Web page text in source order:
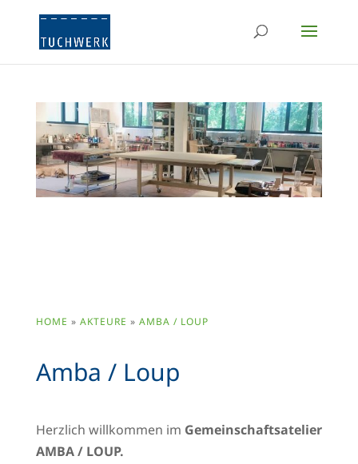
HOME » AKTEURE » AMBA / LOUP
Amba / Loup
Herzlich willkommen im Gemeinschaftsatelier
AMBA / LOUP.